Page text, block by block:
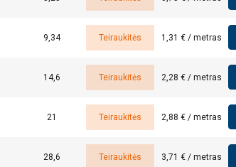
9,34 Teiraukitės 1,31 € / metras
14,6 Teiraukitės 2,28 € / metras
21 Teiraukitės 2,88 € / metras
28,6 Teiraukitės 3,71 € / metras